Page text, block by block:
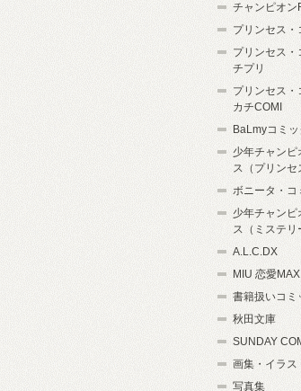
チャンピオン
プリンセス・
プリンセス・
チプリ
プリンセス
カチCOMI
BaLmyコミッ
少年チャンピ
ス（プリンセ
ボニータ・コ
少年チャンピ
ス（ミステリ
A.L.C.DX
MIU 恋愛
書籍扱いコミ
秋田文庫
SUNDAY
画集・イラス
写真集